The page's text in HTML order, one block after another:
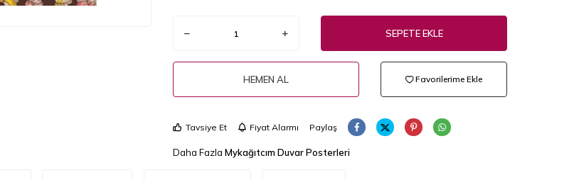
SEPETE EKLE
HEMEN AL Favorilerime Ekle
Tavsiye Et Fiyat Alarmı Paylaş
Daha Fazla Mykağıtcım Duvar Posterleri